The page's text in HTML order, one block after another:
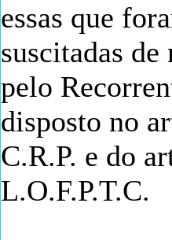
essas que
suscitadas
pelo
disposto no
C.R.P. e do
L.O.F.P.T.C.